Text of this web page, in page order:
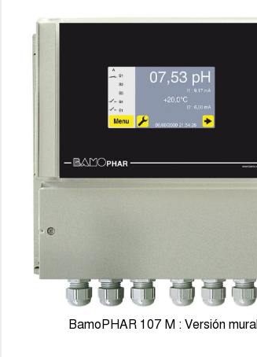
BamoPHAR 107 M : Versión mural